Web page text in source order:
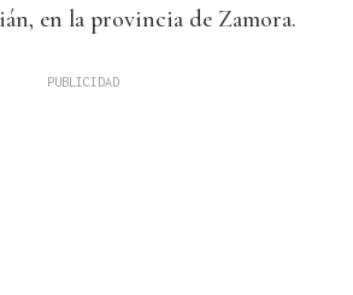
en la provincia de Zamora.